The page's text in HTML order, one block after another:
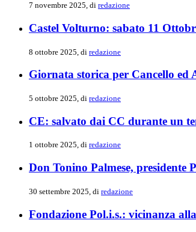
7 novembre 2025, di redazione
Castel Volturno: sabato 11
8 ottobre 2025, di redazione
Giornata storica per Cancello
5 ottobre 2025, di redazione
CE: salvato dai CC durante un
1 ottobre 2025, di redazione
Don Tonino Palmese, presidente
30 settembre 2025, di redazione
Fondazione Pol.i.s.: vicinanza